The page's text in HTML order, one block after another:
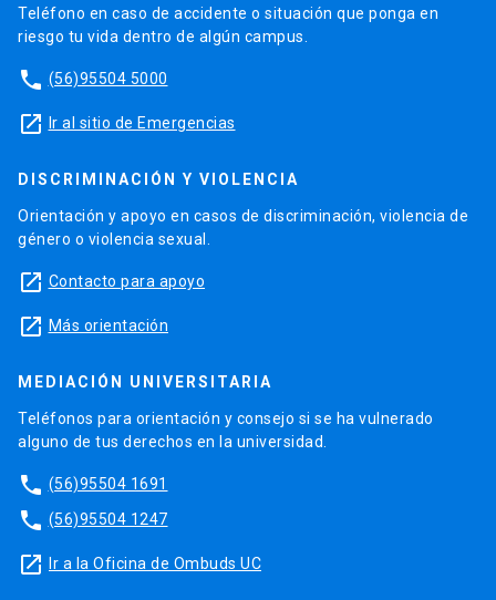
Teléfono en caso de accidente o situación que ponga en
riesgo tu vida dentro de algún campus.
phone (56)95504 5000
launch Ir al sitio de Emergencias
DISCRIMINACIÓN Y VIOLENCIA
Orientación y apoyo en casos de discriminación, violencia de
género o violencia sexual.
launch Contacto para apoyo
launch Más orientación
MEDIACIÓN UNIVERSITARIA
Teléfonos para orientación y consejo si se ha vulnerado
alguno de tus derechos en la universidad.
phone (56)95504 1691
phone (56)95504 1247
launch Ir a la Oficina de Ombuds UC